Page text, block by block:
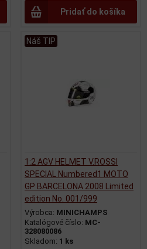
Pridať do košíka
Náš TIP
1:2 AGV HELMET V.ROSSI
SPECIAL Numbered1 MOTO
GP BARCELONA 2008 Limited
edition No. 001/999
Výrobca: MINICHAMPS
Katalógové číslo: MC-
328080086
Skladom: 1 ks